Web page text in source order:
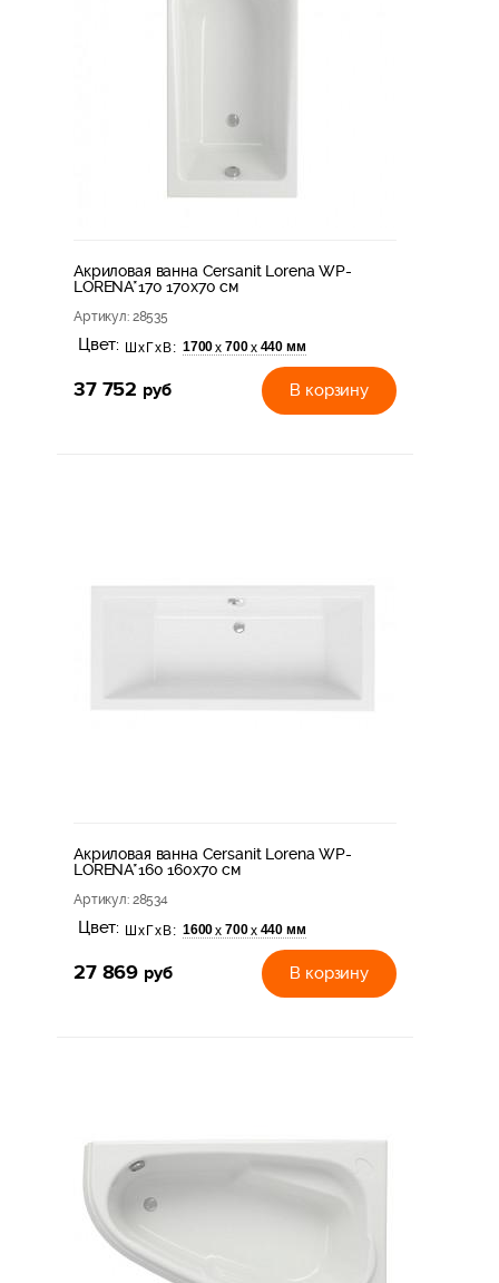
Акриловая ванна Cersanit Lorena WP-
LORENA*170 170x70 см
Артикул: 28535
Цвет: ШхГхВ: 1700х 700х 440 мм
37 752 руб В корзину
Акриловая ванна Cersanit Lorena WP-
LORENA*160 160x70 см
Артикул: 28534
Цвет: ШхГхВ: 1600х 700х 440 мм
27 869 руб В корзину